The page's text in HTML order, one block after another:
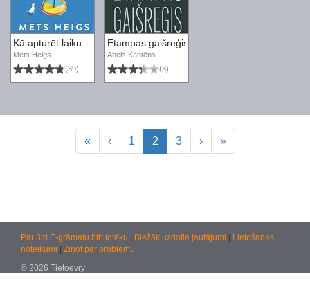
Kā apturēt laiku
Mets Heigs
(39)
Etampas gaišreģis
Ābels Kantēns
(3)
« ‹ 1 2 3 › »
Par 3td E-grāmatu bibliotēku Biežāk uzdotie jautājumi
Lietošanas
noteikumi
Ziņot par problēmu
© 2026 Tietoevry